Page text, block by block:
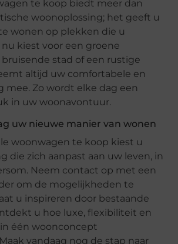
te koop biedt meer dan
woonoplossing; het geeft u
wonen op plekken die u
nu kiest voor een groene
stad of een rustige
altijd uw comfortabele en
mee. Zo wordt elke dag een
in uw woonavontuur.
uw nieuwe manier van wonen
woonwagen te koop kiest u
die zich aanpast aan uw leven, in
Neem contact op met een
om de mogelijkheden te
u inspireren door bestaande
u hoe luxe, flexibiliteit en
één woonconcept
vandaag nog de stap naar